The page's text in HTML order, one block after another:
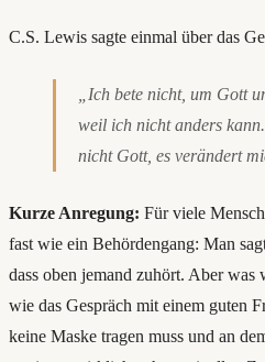
C.S. Lewis sagte einmal über das
„Ich bete nicht, um Gott
weil ich nicht anders
nicht Gott, es verändert
Kurze Anregung: Für viele
fast wie ein Behördengang: Man
dass oben jemand zuhört. Aber was
wie das Gespräch mit einem guten
keine Maske tragen muss und an